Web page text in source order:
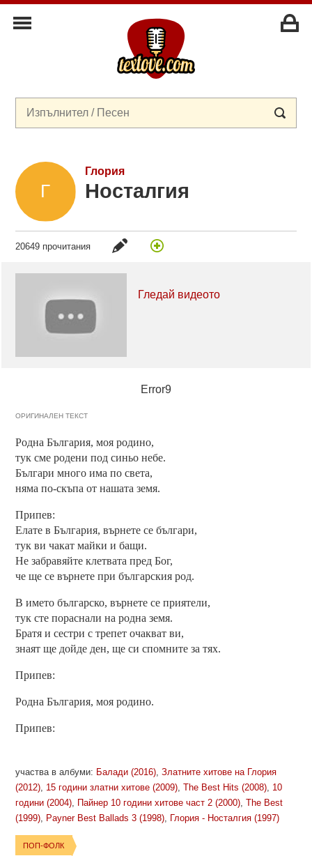
Глория
Носталгия
20649 прочитания
Гледай видеото
Error9
ОРИГИНАЛЕН ТЕКСТ
Родна България, моя родино,
тук сме родени под синьо небе.
Българи много има по света,
няма по-скъпа от нашата земя.
Припев:
Елате в България, върнете се българи,
тук ви чакат майки и бащи.
Не забравяйте клетвата пред Бог,
че ще се върнете при българския род.
В името българско, върнете се приятели,
тук сте пораснали на родна земя.
Братя и сестри с трепет очакват ви,
знаят ще дойде ден, ще си спомните за тях.
Припев:
Родна България, моя родино.
Припев:
участва в албуми: Балади (2016) ,Златните хитове на Глория
(2012) 15 години златни хитове (2009) ,The Best Hits (2008) 10
години (2004)
Пайнер 10 години хитове част 2 (2000) ,The Best
(1999)
Payner Best Ballads 3 (1998) Глория - Носталгия (1997)
ПОП-ФОЛК